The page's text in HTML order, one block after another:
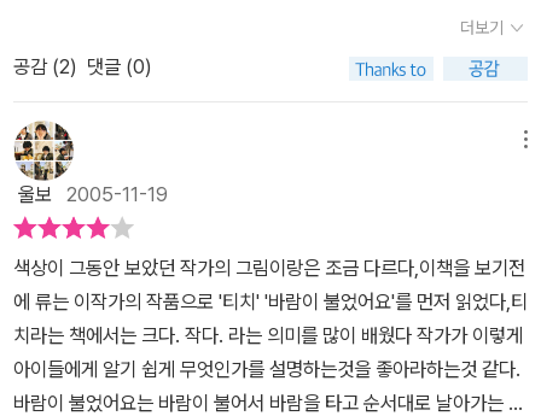
담이 없을 정도의 글 분량에, 반복된 어구-언어능력을 키우는데 도움
이 되는-를 사용하고 있다. (참고로 '동일한 단어나 어구의 반복은 소
처:<우리 아이 머리에선 무슨 일이 일어나고 있을까?/리즈 엘리엇/
궁리> 14. 언어와 뇌 발달 중에서) 그리고 각 동물의 쫓아가는 모양
새를 의성어로 표현하고 있는데 움직임의 크기에 차이가 느껴지도록
불불~, 볼볼~ 같이 달리 하고 있다. 표지 그림에서 볼 수 있듯 사실적
인 묘사보다는 동물들 모두 같은 형태의 초롱 이는 커다란 눈망울에,
동물의 털들을 규칙적인 형태로 상징적으로 표현해 놓아 일견 인형
같은 느낌이 들기도 한다. 넓고 흰 여백, 단순하고 깔끔한 선이 작가의
그림의 특징이라는데 이 책에도 그러한 점이 잘 살아 있다. 깔끔하다
는 느낌을 주는 그림책~- 펫 허친즈의 책을 처음 접하는 것 같아 작가
점을 가지고 있습니다.첫째, 저희 아이는 멀리 있는 것은 작게 보인다
는 원리를 알고 있습니다. 그러니 이 책에 나오는 동물 친구들이 멀리
뛰어가는 다른 동물들을 보고 작아져서 없어질까봐 걱정하는 것을 보
고 저희 아이 스스로 우쭐해 합니다. 그런 쉬운 것도 모르냐고 비웃기
까지 하지요.둘째, 그림책에 맛을 들이기 시작하는 네다섯살 아이들
에게 좋은 그림책 같습니다. 그래서 그림책의 전체적인 내용이 반복
적으로 이루어지니까 아이가 몇 번 혼자서 책을 읽다보면 한글을 익
히고 그림책을 자신있게 읽는데 도움이 됩니다.셋째, 책의 제목부터
시작해서 안의 내용에서도 글자가 작아졌다 커졌다 하니까 어린 아이
들에게는 원근법의 원리를 익히게 해줍니다. 또한 삽화 하나 하나에
작가의 정성을 엿볼수 있는 훌륭한 그림책입니다.
더보기
공감 (2) 댓글 (0)
울보 2005-11-19
색상이 그동안 보았던 작가의 그림이랑은 조금 다르다,이책을 보기전
에 류는 이작가의 작품으로 '티치' '바람이 불었어요'를 먼저 읽었다,티
치라는 책에서는 크다. 작다. 라는 의미를 많이 배웠다 작가가 이렇게
아이들에게 알기 쉽게 무엇인가를 설명하는것을 좋아라하는것 같다.
바람이 불었어요는 바람이 불어서 바람을 타고 순서대로 날아가는 장